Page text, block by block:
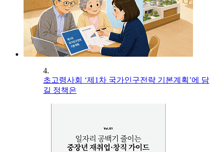
4.
초고령사회 ‘제1차 국가인구전략 기본계획’에 담
길 정책은